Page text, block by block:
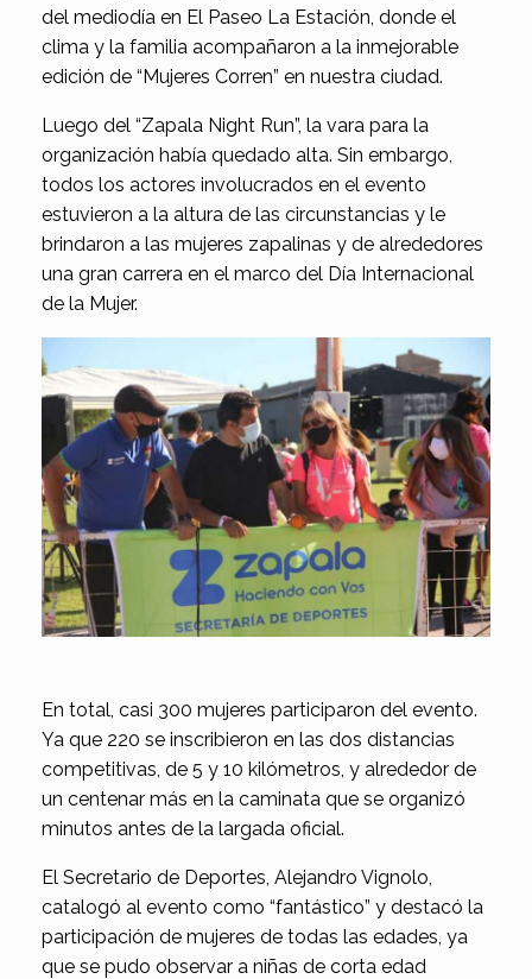
del mediodía en El Paseo La Estación, donde el
clima y la familia acompañaron a la inmejorable
edición de “Mujeres Corren” en nuestra ciudad.
Luego del “Zapala Night Run”, la vara para la
organización había quedado alta. Sin embargo,
todos los actores involucrados en el evento
estuvieron a la altura de las circunstancias y le
brindaron a las mujeres zapalinas y de alrededores
una gran carrera en el marco del Día Internacional
de la Mujer.
En total, casi 300 mujeres participaron del evento.
Ya que 220 se inscribieron en las dos distancias
competitivas, de 5 y 10 kilómetros, y alrededor de
un centenar más en la caminata que se organizó
minutos antes de la largada oficial.
El Secretario de Deportes, Alejandro Vignolo,
catalogó al evento como “fantástico” y destacó la
participación de mujeres de todas las edades, ya
que se pudo observar a niñas de corta edad